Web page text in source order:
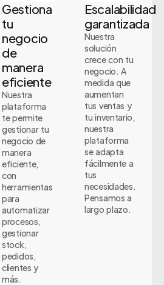
Gestiona
tu
negocio
de
manera
eficiente
Nuestra
plataforma
te permite
gestionar tu
negocio de
manera
eficiente,
con
herramientas
para
automatizar
procesos,
gestionar
stock,
pedidos,
clientes y
más.
Escalabilidad
garantizada
Nuestra
solución
crece con tu
negocio. A
medida que
aumentan
tus ventas y
tu inventario,
nuestra
plataforma
se adapta
fácilmente a
tus
necesidades.
Pensamos a
largo plazo.